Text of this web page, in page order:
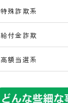
特殊詐欺系
給付金詐欺
高額当選系